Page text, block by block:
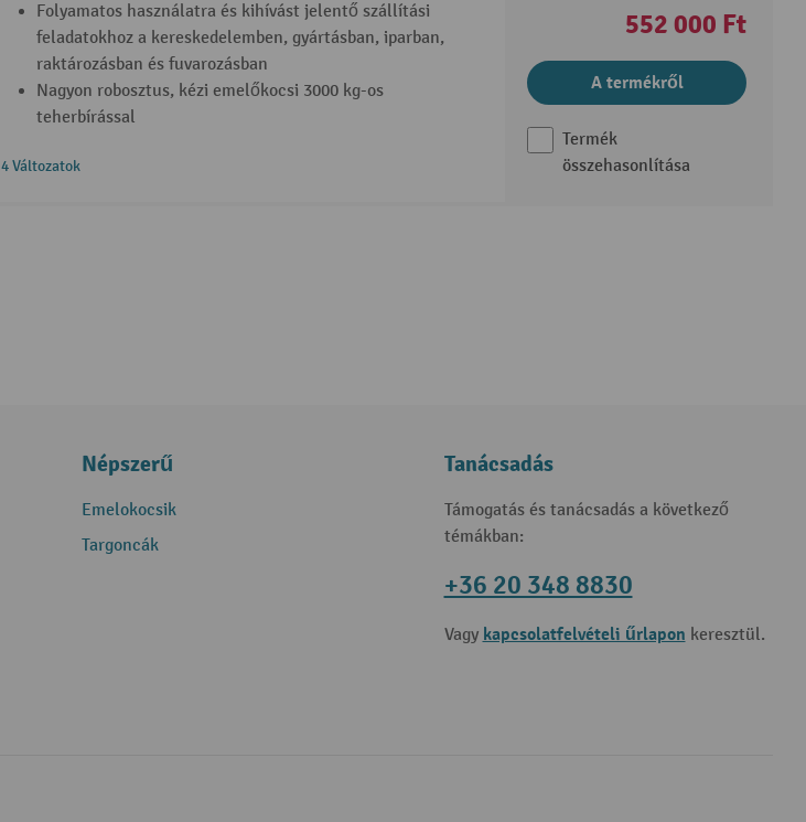
Folyamatos használatra és kihívást jelentő szállítási
feladatokhoz a kereskedelemben, gyártásban, iparban,
raktározásban és fuvarozásban
Nagyon robosztus, kézi emelőkocsi 3000 kg-os
teherbírással
4 Változatok
552 000 Ft
A termékről
Termék
összehasonlítása
Népszerű
Emelokocsik
Targoncák
Tanácsadás
Támogatás és tanácsadás a következő
témákban:
+36 20 348 8830
Vagy kapcsolatfelvételi űrlapon keresztül.